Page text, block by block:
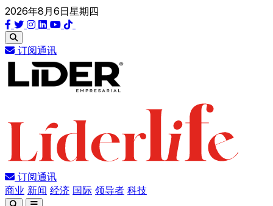
2026年8月6日星期四
订阅通讯
订阅通讯
商业 新闻 经济 国际 领导者 科技